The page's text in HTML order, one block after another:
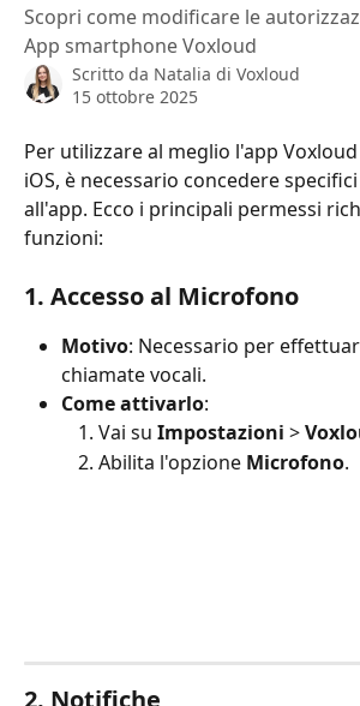
Scopri come modificare le
App smartphone Voxloud
Scritto da Natalia di Voxloud
15 ottobre 2025
Per utilizzare al meglio l'app
iOS, è necessario concedere
all'app. Ecco i principali permessi
funzioni:
1. Accesso al Microfono
Motivo: Necessario per
chiamate vocali.
Come attivarlo:
Vai su Impostazioni >
Abilita l'opzione Microfono.
2. Notifiche